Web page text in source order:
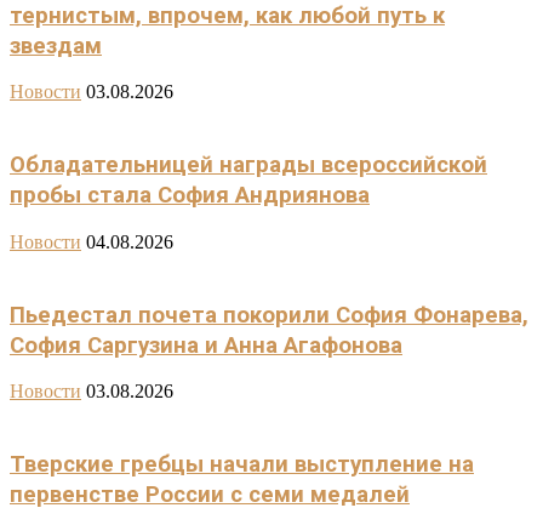
тернистым, впрочем, как любой путь к
звездам
Новости 03.08.2026
Обладательницей награды всероссийской
пробы стала София Андриянова
Новости 04.08.2026
Пьедестал почета покорили София Фонарева,
София Саргузина и Анна Агафонова
Новости 03.08.2026
Тверские гребцы начали выступление на
первенстве России с семи медалей